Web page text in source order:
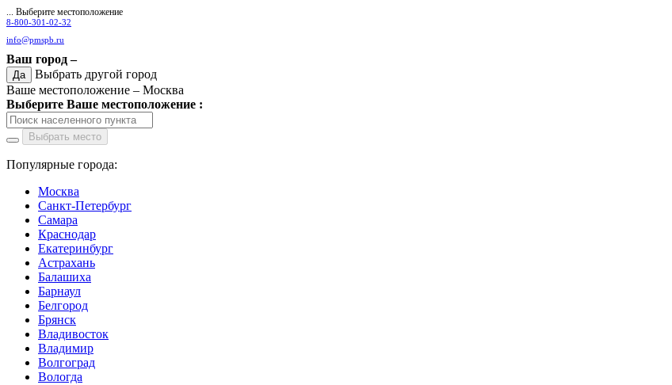
... Выберите местоположение
8-800-301-02-32
info@pmspb.ru
Ваш город –
Да
Выбрать другой город
Ваше местоположение – Москва
Выберите Ваше местоположение :
Выбрать место
Популярные города:
Москва
Санкт-Петербург
Самара
Краснодар
Екатеринбург
Астрахань
Балашиха
Барнаул
Белгород
Брянск
Владивосток
Владимир
Волгоград
Вологда